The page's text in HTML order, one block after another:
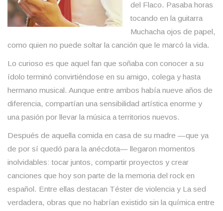
del Flaco. Pasaba horas
tocando en la guitarra
Muchacha ojos de papel,
como quien no puede soltar la canción que le marcó la vida.
Lo curioso es que aquel fan que soñaba con conocer a su
ídolo terminó convirtiéndose en su amigo, colega y hasta
hermano musical. Aunque entre ambos había nueve años de
diferencia, compartían una sensibilidad artística enorme y
una pasión por llevar la música a territorios nuevos.
Después de aquella comida en casa de su madre —que ya
de por sí quedó para la anécdota— llegaron momentos
inolvidables: tocar juntos, compartir proyectos y crear
canciones que hoy son parte de la memoria del rock en
español. Entre ellas destacan Téster de violencia y La sed
verdadera, obras que no habrían existido sin la química entre